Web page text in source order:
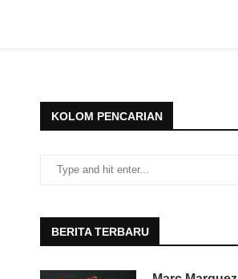
KOLOM PENCARIAN
BERITA TERBARU